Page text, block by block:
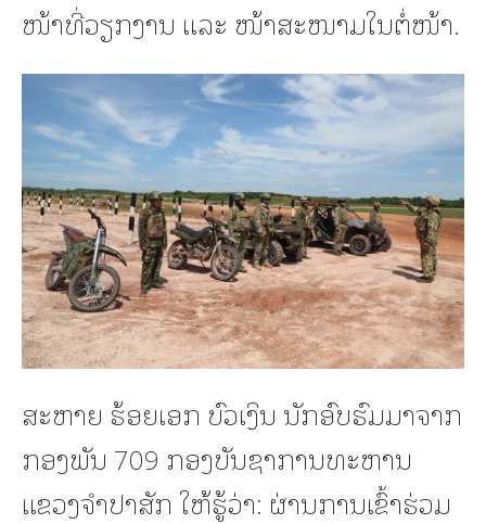
ໜ້າທີ່ວຽກງານ ແລະ ໜ້າສະໜາມໃນຕໍ່ໜ້າ.
ສະຫາຍ ຮ້ອຍເອກ ບົວເງິນ ນັກອົບຮົມມາຈາກ
ກອງພັນ 709 ກອງບັນຊາການທະຫານ
ແຂວງຈໍາປາສັກ ໃຫ້ຮູ້ວ່າ: ຜ່ານການເຂົ້າຮ່ວມ